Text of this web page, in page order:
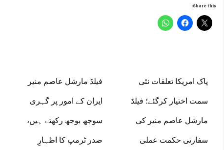
Share this:
فیلڈ مارشل عاصم منیر
ایران کے امور پر گہری
سوجھ بوجھ رکھتے ہیں،
صدر ٹرمپ کا اظہارِ
پاک امریکا تعلقات نئی
سمت اختیار کرگئے؛ فیلڈ
مارشل عاصم منیر کی
سفارتی حکمت عملی